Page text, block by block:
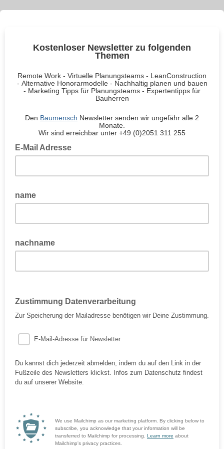
Kostenloser Newsletter zu folgenden
Themen
Remote Work - Virtuelle Planungsteams - LeanConstruction
- Alternative Honorarmodelle - Nachhaltig planen und bauen
- Marketing Tipps für Planungsteams - Expertentipps für
Bauherren
Den Baumensch Newsletter senden wir ungefähr alle 2
Monate.
Wir sind erreichbar unter +49 (0)2051 311 255
E-Mail Adresse
name
nachname
Zustimmung Datenverarbeitung
Zur Speicherung der Mailadresse benötigen wir Deine Zustimmung.
E-Mail-Adresse für Newsletter
Du kannst dich jederzeit abmelden, indem du auf den Link in der
Fußzeile des Newsletters klickst. Infos zum Datenschutz findest
du auf unserer Website.
We use Mailchimp as our marketing platform. By clicking below to
subscribe, you acknowledge that your information will be
transferred to Mailchimp for processing. Learn more about
Mailchimp's privacy practices.